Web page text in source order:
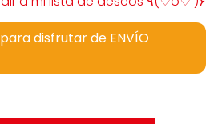
para disfrutar de ENVÍO